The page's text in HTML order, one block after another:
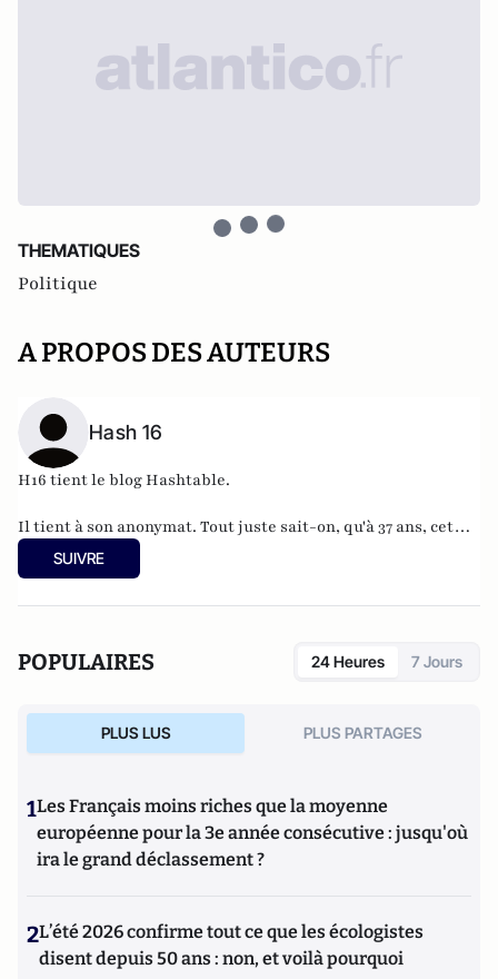
THEMATIQUES
Politique
A PROPOS DES AUTEURS
Hash 16
H16 tient le blogHashtable.
Il tient à son anonymat. Tout juste sait-on, qu'à 37 ans, cet
informaticien à l'humour acerbe habite en Belgique et
travaille pour"une grosse boutique qui produit, gère et
SUIVRE
POPULAIRES 24 Heures 7 Jours
PLUS LUS PLUS PARTAGES
1Les Français moins riches que la moyenne
européenne pour la 3e année consécutive : jusqu'où
ira le grand déclassement ?
2L’été 2026 confirme tout ce que les écologistes
disent depuis 50 ans : non, et voilà pourquoi